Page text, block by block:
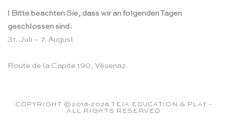
! Bitte beachten Sie, dass wir an folgenden Tagen
geschlossen sind:
31. Juli – 7. August
Route de la Capite 190, Vésenaz
COPYRIGHT ©2018-2026 TEIA EDUCATION & PLAY -
ALL RIGHTS RESERVED